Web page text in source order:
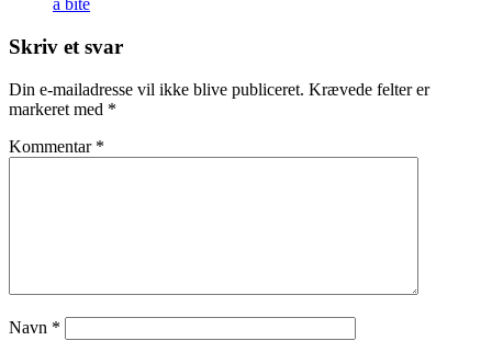
a bite
Skriv et svar
Din e-mailadresse vil ikke blive publiceret. Krævede felter er
markeret med *
Kommentar *
Navn *